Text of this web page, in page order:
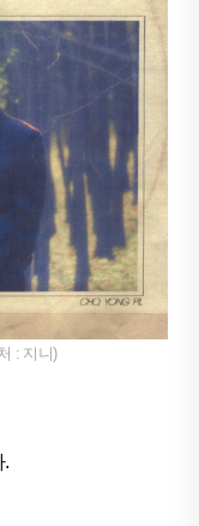
: 지니)
.